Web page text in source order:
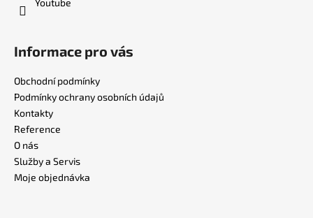
Informace pro vás
Obchodní podmínky
Podmínky ochrany osobních údajů
Kontakty
Reference
O nás
Služby a Servis
Moje objednávka